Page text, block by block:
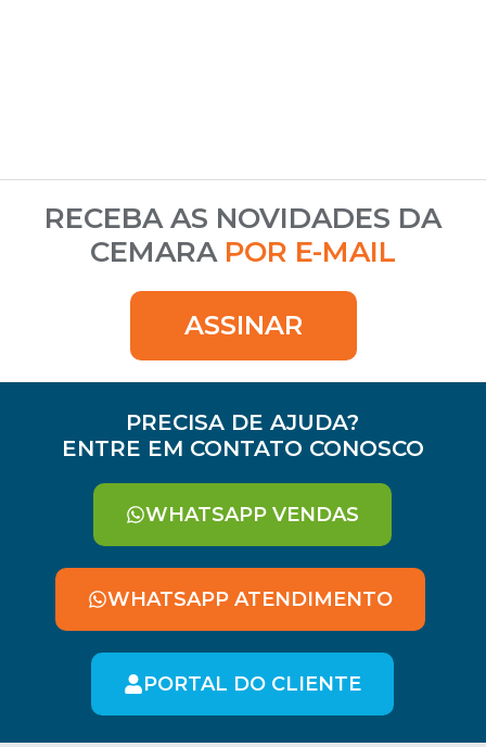
RECEBA AS NOVIDADES DA
CEMARA POR E-MAIL
ASSINAR
PRECISA DE AJUDA?
ENTRE EM CONTATO CONOSCO
WHATSAPP VENDAS
WHATSAPP ATENDIMENTO
PORTAL DO CLIENTE